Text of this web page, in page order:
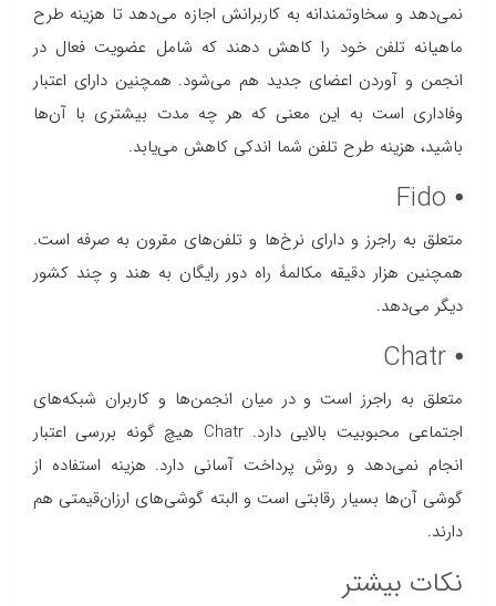
نمی‌دهد و سخاوتمندانه به کاربرانش اجازه می‌دهد تا هزینه طرح
ماهیانه تلفن خود را کاهش دهند که شامل عضویت فعال در
انجمن و آوردن اعضای جدید هم می‌شود. همچنین دارای اعتبار
وفاداری است به این معنی که هر چه مدت بیشتری با آن‌ها
باشید، هزینه طرح تلفن شما اندکی کاهش می‌یابد.
⦁ Fido
متعلق به راجرز و دارای نرخ‌ها و تلفن‌های مقرون به صرفه است.
همچنین هزار دقیقه مکالمۀ راه دور رایگان به هند و چند کشور
دیگر می‌دهد.
⦁ Chatr
متعلق به راجرز است و در میان انجمن‌ها و کاربران شبکه‌های
اجتماعی محبوبیت بالایی دارد. Chatr هیچ گونه بررسی اعتبار
انجام نمی‌دهد و روش پرداخت آسانی دارد. هزینه استفاده از
گوشی آن‌ها بسیار رقابتی است و البته گوشی‌های ارزان‌قیمتی هم
دارند.
نکات بیشتر